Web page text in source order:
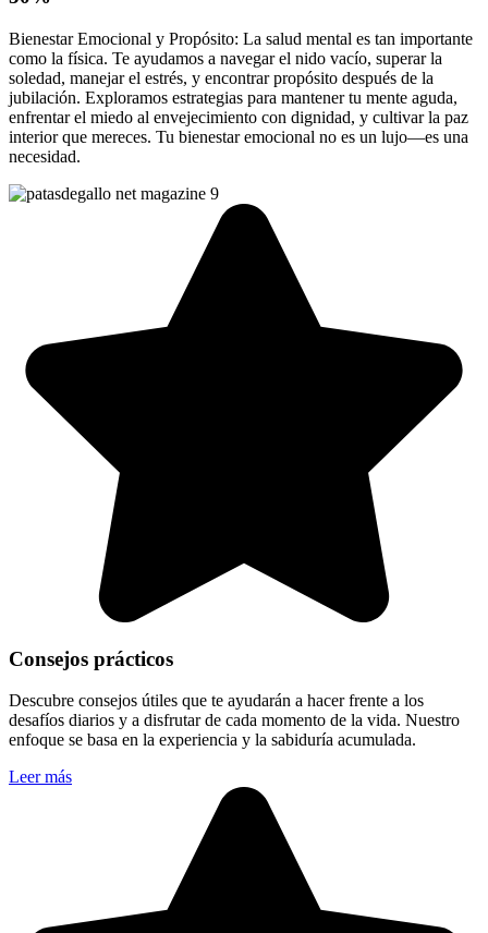
Bienestar Emocional y Propósito: La salud mental es tan importante
como la física. Te ayudamos a navegar el nido vacío, superar la
soledad, manejar el estrés, y encontrar propósito después de la
jubilación. Exploramos estrategias para mantener tu mente aguda,
enfrentar el miedo al envejecimiento con dignidad, y cultivar la paz
interior que mereces. Tu bienestar emocional no es un lujo—es una
necesidad.
Consejos prácticos
Descubre consejos útiles que te ayudarán a hacer frente a los
desafíos diarios y a disfrutar de cada momento de la vida. Nuestro
enfoque se basa en la experiencia y la sabiduría acumulada.
Leer más